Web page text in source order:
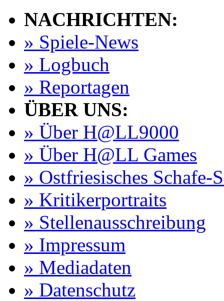
NACHRICHTEN:
» Spiele-News
» Logbuch
» Reportagen
ÜBER UNS:
» Über H@LL9000
» Über H@LL Games
» Ostfriesisches Schafe-
» Kritikerportraits
» Stellenausschreibung
» Impressum
» Mediadaten
» Datenschutz